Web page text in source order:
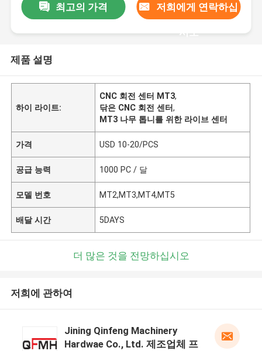
최고의 가격 저희에게 연락하십
시오
제품 설명
하이 라이트:
CNC 회전 센터 MT3,
닦은 CNC 회전 센터,
MT3 나무 톱니를 위한 라이브 센터
가격 USD 10-20/PCS
공급 능력 1000 PC / 달
모델 번호 MT2,MT3,MT4,MT5
배달 시간 5DAYS
더 많은 것을 전망하십시오
저희에 관하여
Jining Qinfeng Machinery
Hardwae Co., Ltd. 제조업체 프